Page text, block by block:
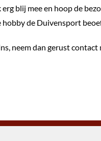
blij mee en hoop de
de Duivensport
neem dan gerust contact